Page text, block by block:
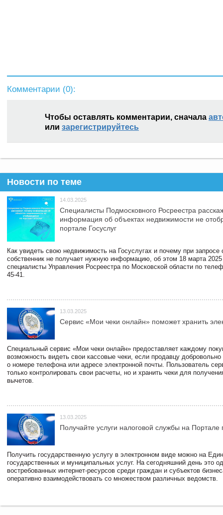
Комментарии (0):
Чтобы оставлять комментарии, сначала
или зарегистрируйтесь
Новости по теме
14.03.2025
Специалисты Подмосковного Росреестра
информация об объектах недвижимости не
портале Госуслуг
Как увидеть свою недвижимость на Госуслугах и почему при запросе
собственник не получает нужную информацию, об этом 18 марта 2025
специалисты Управления Росреестра по Московской области по
45-41.
13.03.2025
Сервис «Мои чеки онлайн» поможет хранить
Специальный сервис «Мои чеки онлайн» предоставляет каждому
возможность видеть свои кассовые чеки, если продавцу
о номере телефона или адресе электронной почты. Пользователь
только контролировать свои расчеты, но и хранить чеки для
вычетов.
13.03.2025
Получайте услуги налоговой службы на Портале
Получить государственную услугу в электронном виде можно на
государственных и муниципальных услуг. На сегодняшний день это
востребованных интернет-ресурсов среди граждан и субъектов
оперативно взаимодействовать со множеством различных ведомств.